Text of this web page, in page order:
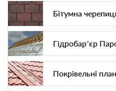
Бітумна
Гідробар’єр
Покрівельні